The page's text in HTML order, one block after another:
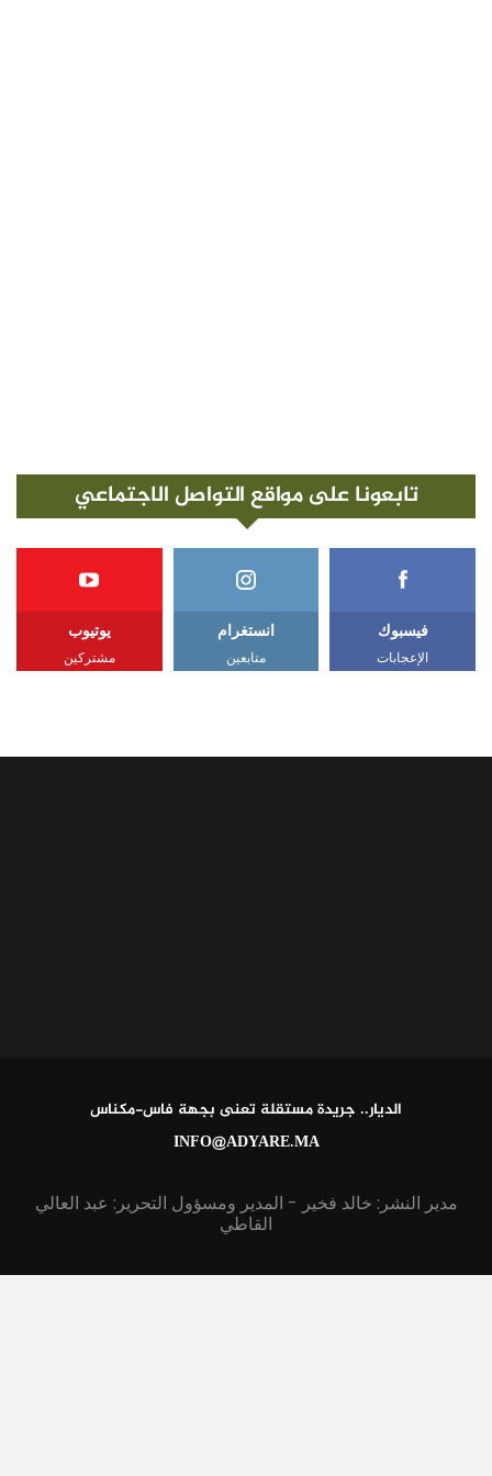
تابعونا على مواقع التواصل الاجتماعي
فيسبوك
الإعجابات
انستغرام
متابعين
يوتيوب
مشتركين
الديار.. جريدة مستقلة تعنى بجهة فاس-مكناس
INFO@ADYARE.MA
مدير النشر: خالد فخير - المدير ومسؤول التحرير: عبد العالي
القاطي